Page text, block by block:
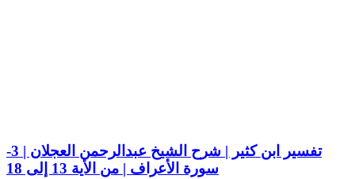
تفسير ابن كثير | شرح الشيخ عبدالرحمن العجلان | 3-
سورة الأعراف | من الأية 13 إلى 18